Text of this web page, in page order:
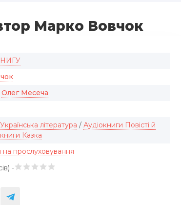
Марко Вовчок
Олег Месеча
література / Аудіокниги Повісті й
Казка
прослуховування
-